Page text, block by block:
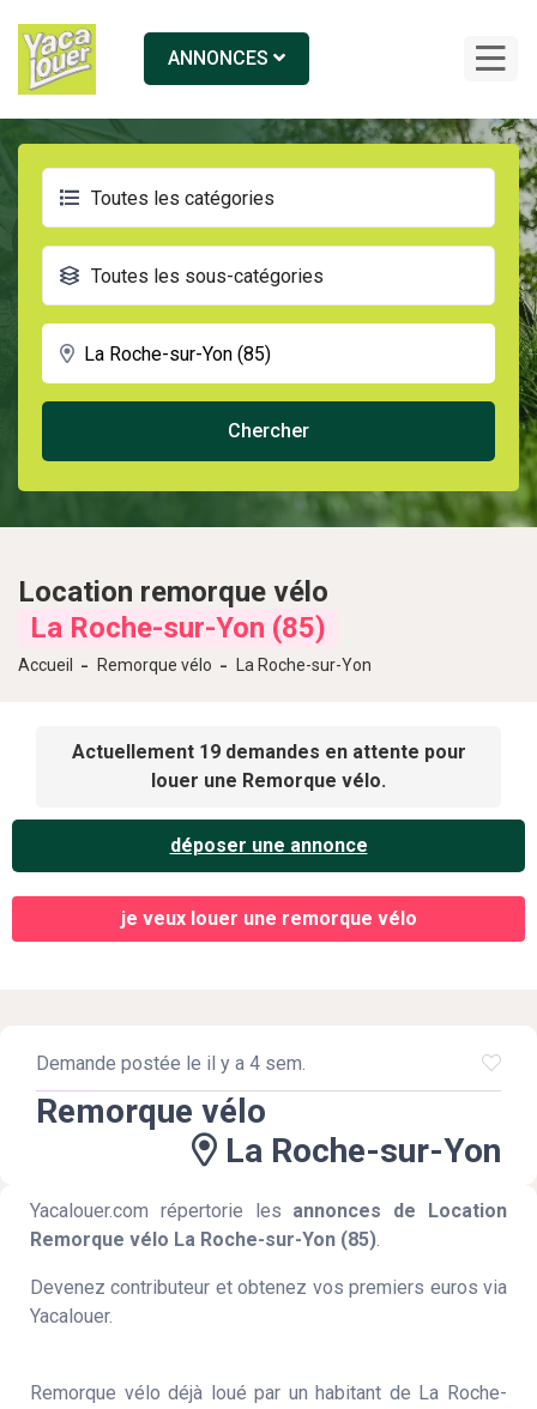
ANNONCES
Toutes les catégories
Toutes les sous-catégories
Location remorque vélo
La Roche-sur-Yon (85)
Accueil Remorque vélo La Roche-sur-Yon
Actuellement 19 demandes en attente pour
louer une Remorque vélo.
déposer une annonce
je veux louer une remorque vélo
Demande postée le il y a 4 sem.
Remorque vélo
La Roche-sur-Yon
Yacalouer.com répertorie les annonces de Location
Remorque vélo La Roche-sur-Yon (85).
Devenez contributeur et obtenez vos premiers euros via
Yacalouer.
Remorque vélo déjà loué par un habitant de La Roche-